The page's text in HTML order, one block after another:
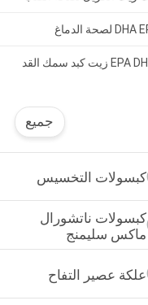
كبسولات هلامية من زيت السمك أوميغا 3 EPA DHA زيت كبد سمك القد
جميع
كبسولات التخسيس
كبسولات ناتشورال
ماكس سليمنج
علكة عصير التفاح